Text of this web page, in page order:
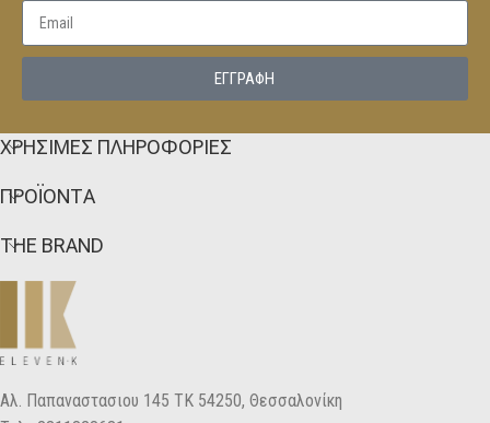
EΓΓΡΑΦΗ
ΧΡΗΣΙΜΕΣ ΠΛΗΡΟΦΟΡΙΕΣ
ΠΡΟΪΟΝΤΑ
THE BRAND
Αλ. Παπαναστασιου 145 ΤΚ 54250, Θεσσαλονίκη